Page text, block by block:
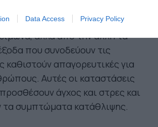
Data Access Privacy Policy
για να “φορτώσει μπαταρίες”
αλλά από την άλλη τα
που συνοδεύουν τις
καθιστούν απαγορευτικές για
Αυτές οι καταστάσεις
άγχος και στρες και
τα συμπτώματα κατάθλιψης.